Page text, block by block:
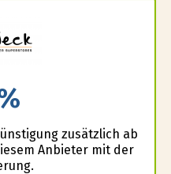
zusätzlich ab
Anbieter mit der